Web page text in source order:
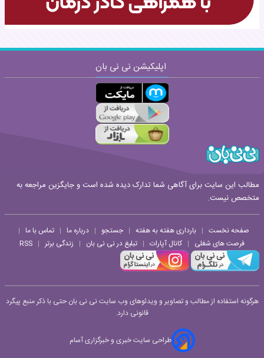
اپلیکیشن نی نی بان
مطالب این سایت برای آگاهی شما تدارک دیده شده است و جایگزین مراجعه به
متخصص نیست.
صفحه نخست | بارداری هفته به هفته | جستجو | درباره ما | تماس با ما |
فرصت های شغلی | کانال آپارات | تبلیغ در نی نی بان | زندگی برتر |
RSS
هرگونه استفاده از مطالب و تصاویر و ویدئوهای وب سایت نی نی بان حتی با ذکر منبع پیگرد
قانونی دارد.
طراحی سایت خبری و خبرگزاری آسام